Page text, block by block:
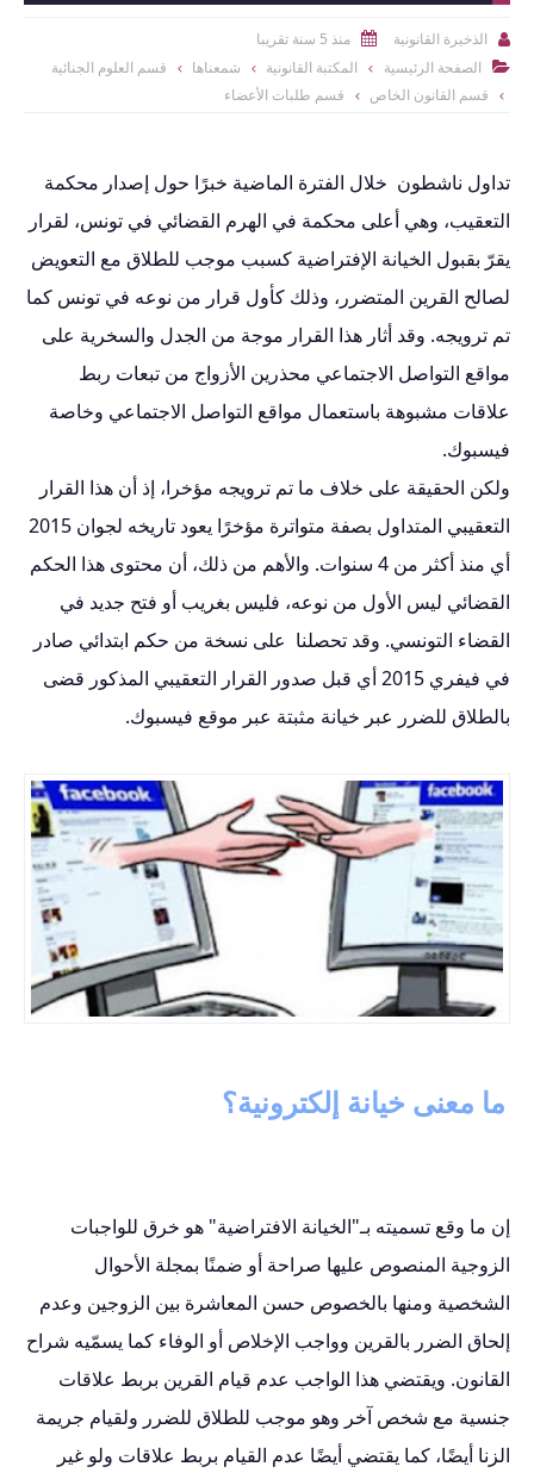
 الذخيرة القانونية  منذ 5 سنة تقريبا
 الصفحة الرئيسية المكتبة القانونية شمعناها
قسم العلوم الجنائية
قسم القانون الخاص
قسم طلبات الأعضاء
تداول ناشطون خلال الفترة الماضية خبرًا حول إصدار محكمة
التعقيب، وهي أعلى محكمة في الهرم القضائي في تونس، لقرار
يقرّ بقبول الخيانة الإفتراضية كسبب موجب للطلاق مع التعويض
لصالح القرين المتضرر، وذلك كأول قرار من نوعه في تونس كما
تم ترويجه. وقد أثار هذا القرار موجة من الجدل والسخرية على
مواقع التواصل الاجتماعي محذرين الأزواج من تبعات ربط
علاقات مشبوهة باستعمال مواقع التواصل الاجتماعي وخاصة
فيسبوك.
ولكن الحقيقة على خلاف ما تم ترويجه مؤخرا، إذ أن هذا القرار
التعقيبي المتداول بصفة متواترة مؤخرًا يعود تاريخه لجوان 2015
أي منذ أكثر من 4 سنوات. والأهم من ذلك، أن محتوى هذا الحكم
القضائي ليس الأول من نوعه، فليس بغريب أو فتح جديد في
القضاء التونسي. وقد تحصلنا على نسخة من حكم ابتدائي صادر
في فيفري 2015 أي قبل صدور القرار التعقيبي المذكور قضى
بالطلاق للضرر عبر خيانة مثبتة عبر موقع فيسبوك.
ما معنى خيانة إلكترونية؟
إن ما وقع تسميته بـ"الخيانة الافتراضية" هو خرق للواجبات
الزوجية المنصوص عليها صراحة أو ضمنًا بمجلة الأحوال
الشخصية ومنها بالخصوص حسن المعاشرة بين الزوجين وعدم
إلحاق الضرر بالقرين وواجب الإخلاص أو الوفاء كما يسمّيه شراح
القانون. ويقتضي هذا الواجب عدم قيام القرين بربط علاقات
جنسية مع شخص آخر وهو موجب للطلاق للضرر ولقيام جريمة
الزنا أيضًا، كما يقتضي أيضًا عدم القيام بربط علاقات ولو غير